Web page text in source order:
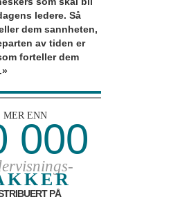
ledere. Så
dem sannheten,
av tiden er
forteller dem
MER ENN
000
PÅ